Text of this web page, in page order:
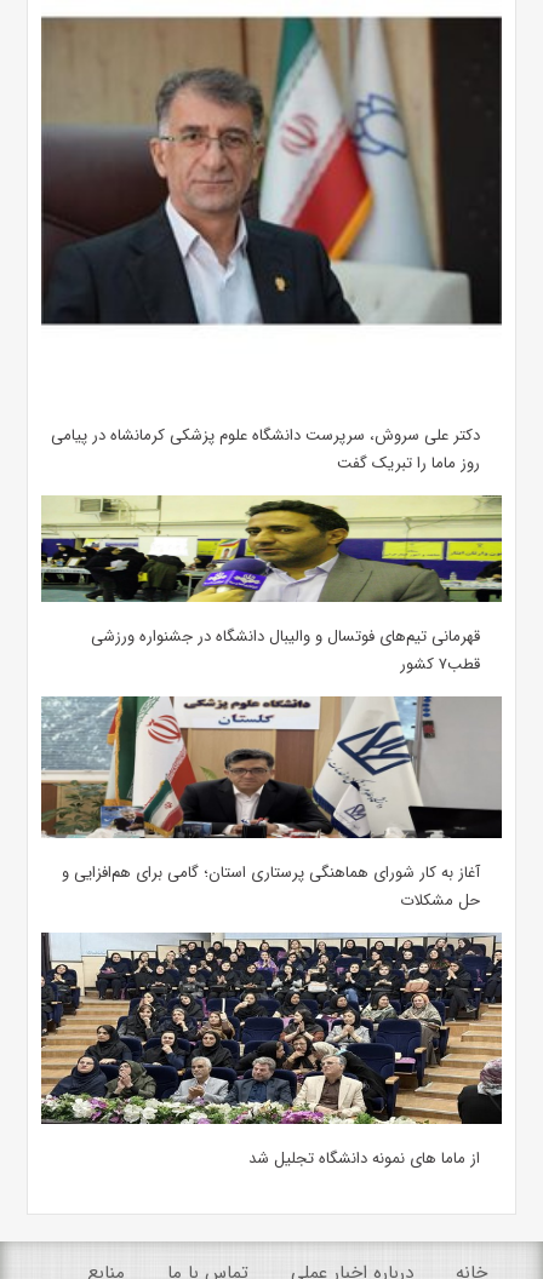
دکتر علی سروش، سرپرست دانشگاه علوم پزشکی کرمانشاه در پیامی
روز ماما را تبریک گفت
قهرمانی تیم‌های فوتسال و والیبال دانشگاه در جشنواره ورزشی
قطب۷ کشور
آغاز به کار شورای هماهنگی پرستاری استان؛ گامی برای هم‌افزایی و
حل مشکلات
از ماما های نمونه دانشگاه تجلیل شد